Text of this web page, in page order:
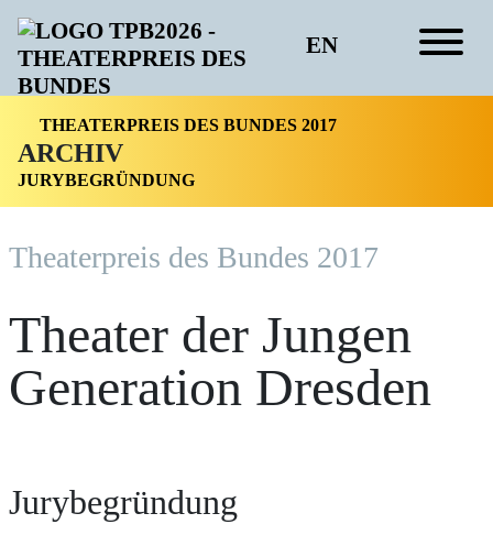
EN
THEATERPREIS DES BUNDES 2017
ARCHIV
JURYBEGRÜNDUNG
Theater­preis des Bundes 2017
Theater der Jungen
Generation Dresden
Jurybegründung